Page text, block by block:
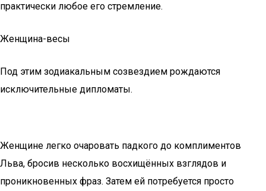
практически любое его стремление.
Женщина-весы
Под этим зодиакальным созвездием рождаются
исключительные дипломаты.
Женщине легко очаровать падкого до комплиментов
Льва, бросив несколько восхищённых взглядов и
проникновенных фраз. Затем ей потребуется просто